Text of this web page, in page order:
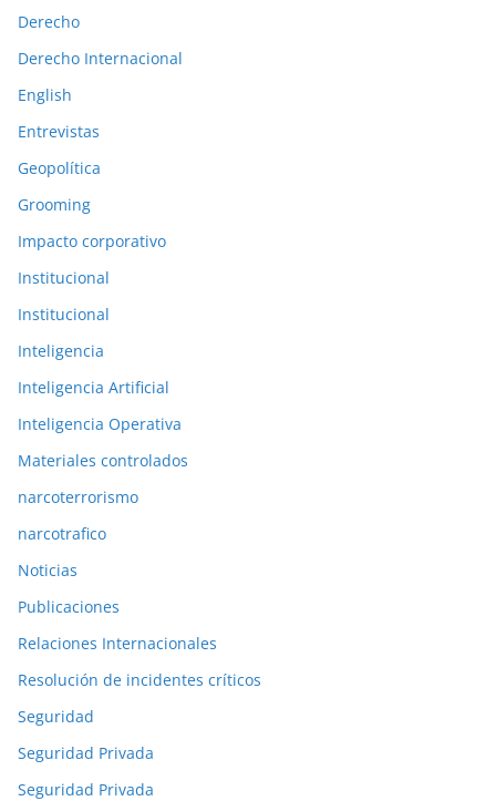
r
i
o
e
s
Derecho
Derecho Internacional
English
Entrevistas
Geopolítica
Grooming
Impacto corporativo
Institucional
Institucional
Inteligencia
Inteligencia Artificial
Inteligencia Operativa
Materiales controlados
narcoterrorismo
narcotrafico
Noticias
Publicaciones
Relaciones Internacionales
Resolución de incidentes críticos
Seguridad
Seguridad Privada
Seguridad Privada